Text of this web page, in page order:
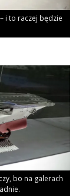
i to raczej będzie
bo na gale­rach